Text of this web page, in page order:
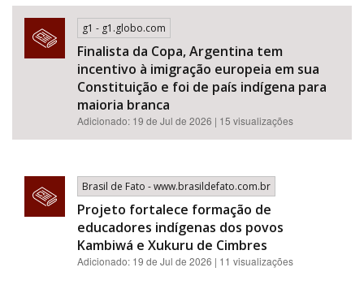
g1 - g1.globo.com
Finalista da Copa, Argentina tem
incentivo à imigração europeia em sua
Constituição e foi de país indígena para
maioria branca
Adicionado: 19 de Jul de 2026 | 15 visualizações
Brasil de Fato - www.brasildefato.com.br
Projeto fortalece formação de
educadores indígenas dos povos
Kambiwá e Xukuru de Cimbres
Adicionado: 19 de Jul de 2026 | 11 visualizações